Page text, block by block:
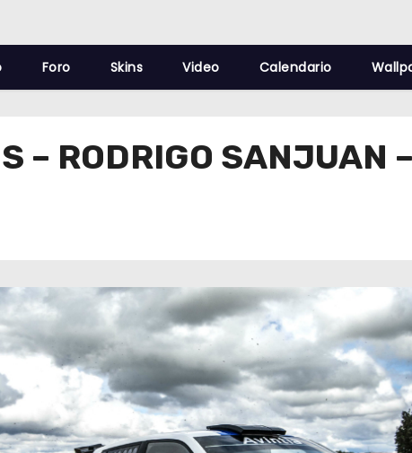
Foro Skins Video Calendario
– RODRIGO